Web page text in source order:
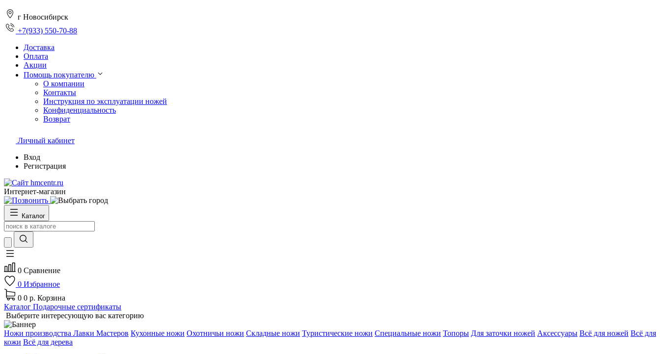
г Новосибирск
+7(933) 550-70-88
Доставка
Оплата
Акции
Помощь покупателю
О компании
Контакты
Инструкция по эксплуатации ножей
Конфиденциальность
Возврат
Личный кабинет
Вход
Регистрация
Интернет-магазин
Каталог
0 Сравнение
0 Избранное
0 0 р. Корзина
Каталог Подарочные сертификаты
Выберите интересующую вас категорию
Ножи производства Лавки Мастеров Кухонные ножи Охотничьи ножи Складные ножи Туристические ножи Специальные ножи Топоры Для заточки ножей Аксессуары Всё для ножей Всё для
кожи Всё для дерева